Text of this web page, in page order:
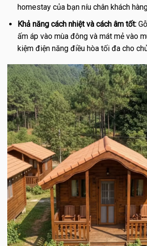
homestay của bạn níu chân khách
Khả năng cách nhiệt và cách âm tốt:
ấm áp vào mùa đông và mát mẻ vào
kiệm điện năng điều hòa tối đa cho